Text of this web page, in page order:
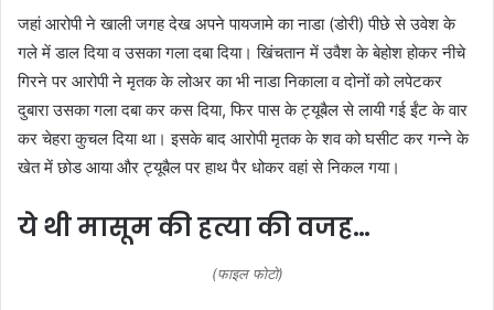
जहां आरोपी ने खाली जगह देख अपने पायजामे का नाडा (डोरी) पीछे से उवेश के
गले में डाल दिया व उसका गला दबा दिया। खिंचतान में उवैश के बेहोश होकर नीचे
गिरने पर आरोपी ने मृतक के लोअर का भी नाडा निकाला व दोनों को लपेटकर
दुबारा उसका गला दबा कर कस दिया, फिर पास के ट्यूबैल से लायी गई ईंट के वार
कर चेहरा कुचल दिया था। इसके बाद आरोपी मृतक के शव को घसीट कर गन्ने के
खेत में छोड आया और ट्यूबैल पर हाथ पैर धोकर वहां से निकल गया।
ये थी मासूम की हत्या की वजह…
(फाइल फोटो)